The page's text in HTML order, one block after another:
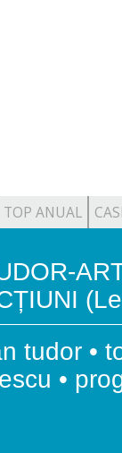
TOP ANUAL
tudor •
•